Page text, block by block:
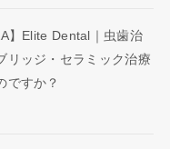
】Elite Dental｜虫歯治
リッジ・セラミック治療
ですか？